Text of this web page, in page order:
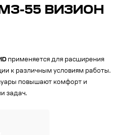
55 ВИЗИОН
применяется для расширения
к различным условиям работы.
повышают комфорт и
задач.